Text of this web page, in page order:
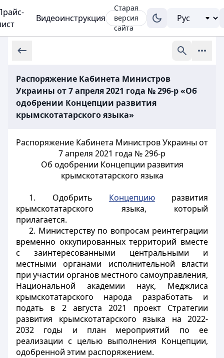
Видеоинструкция
Старая
версия
сайта
Распоряжение Кабинета Министров
Украины от 7 апреля 2021 года № 296-р «Об
одобрении Концепции развития
крымскотатарского языка»
Распоряжение Кабинета Министров Украины от
7 апреля 2021 года № 296-р
Об одобрении Концепции развития
крымскотатарского языка
1. Одобрить Концепциюразвития
крымскотатарского языка, который
прилагается.
2. Министерству по вопросам реинтеграции
временно оккупированных территорий вместе
с заинтересованными центральными и
местными органами исполнительной власти
при участии органов местного самоуправления,
Национальной академии наук, Меджлиса
крымскотатарского народа разработать и
подать в 2 августа 2021 проект Стратегии
развития крымскотатарского языка на 2022-
2032 годы и план мероприятий по ее
реализации с целью выполнения Концепции,
одобренной этим распоряжением.